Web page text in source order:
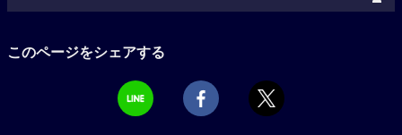
このページをシェアする